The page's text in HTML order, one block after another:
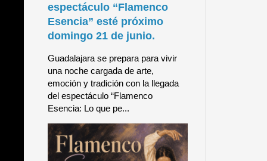
espectáculo “Flamenco
Esencia” esté próximo
domingo 21 de junio.
Guadalajara se prepara para vivir
una noche cargada de arte,
emoción y tradición con la llegada
del espectáculo “Flamenco
Esencia: Lo que pe...